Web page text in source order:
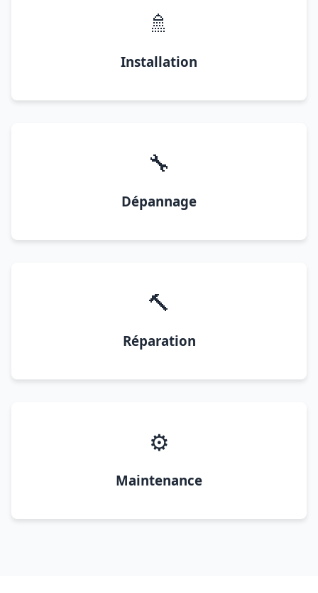
🚿
Installation
🔧
Dépannage
🔨
Réparation
⚙️
Maintenance